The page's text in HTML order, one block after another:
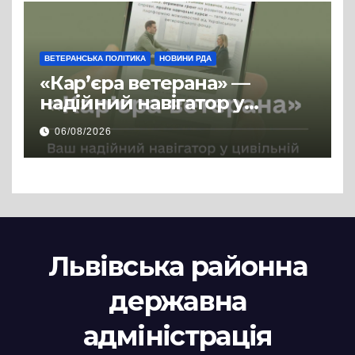
ВЕТЕРАНСЬКА ПОЛІТИКА НОВИНИ РДА
«Кар’єра ветерана» —
надійний навігатор у
цивільній професії
06/08/2026
Львівська районна
державна
адміністрація